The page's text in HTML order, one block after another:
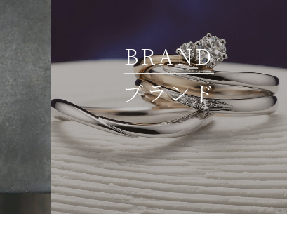
BRAND
ブランド